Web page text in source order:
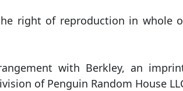
right of reproduction in whole
with Berkley, an
of Penguin Random House